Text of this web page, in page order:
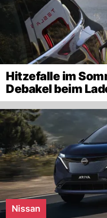
Hitzefalle im
Debakel beim
Nissan